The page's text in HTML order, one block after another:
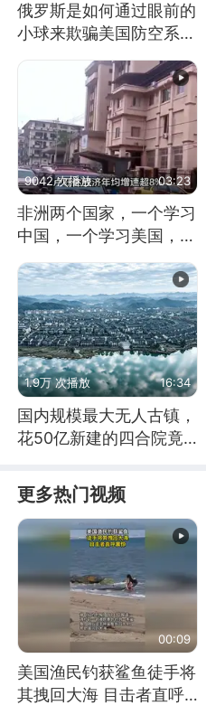
俄罗斯是如何通过眼前的
小球来欺骗美国防空系统
9042 次播放 03:23
非洲两个国家，一个学习
中国，一个学习美国，结
1.9万 次播放 16:34
国内规模最大无人古镇，
花50亿新建的四合院竟
更多热门视频
00:09
美国渔民钓获鲨鱼徒手将
其拽回大海 目击者直呼